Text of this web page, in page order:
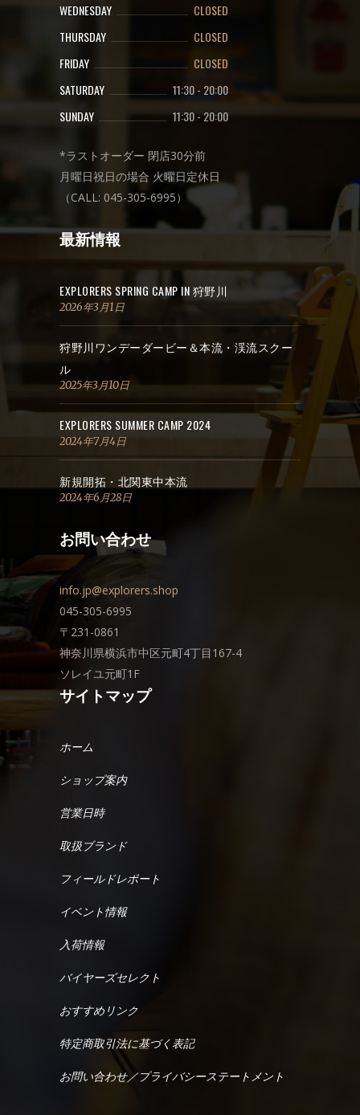
WEDNESDAY
CLOSED
THURSDAY
CLOSED
FRIDAY
CLOSED
SATURDAY
11:30- 20:00
SUNDAY
11:30-20:00
*ラストオーダー 閉店30分前
月曜日祝日の場合 火曜日定休日
（CALL: 045-305-6995）
最新情報
EXPLORERS SPRING CAMP IN 狩野川
2026年3月1日
狩野川ワンデーダービー＆本流・渓流スクー
ル
2025年3月10日
EXPLORERS SUMMER CAMP 2024
2024年7月4日
新規開拓・北関東中本流
2024年6月28日
お問い合わせ
info.jp@explorers.shop
045-305-6995
〒231-0861
神奈川県横浜市中区元町4丁目167-4
ソレイユ元町1F
サイトマップ
ホーム
ショップ案内
営業日時
取扱ブランド
フィールドレポート
イベント情報
入荷情報
バイヤーズセレクト
おすすめリンク
特定商取引法に基づく表記
お問い合わせ／プライバシーステートメント